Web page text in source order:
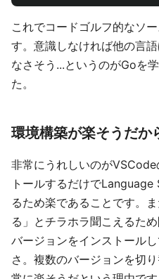
これでコードゴルフ的なソ
す。意識しなければ他の言
なさそう...というのがGoを
た。
環境構築が楽そうだか
非常にうれしいのがVSCode
トールするだけで
るため楽であることです。
る」とチラホラ聞こえるた
バージョンをインストール
さ。複数のバージョンを切